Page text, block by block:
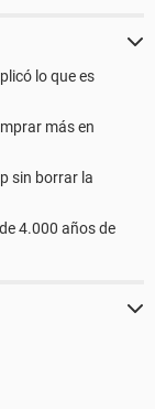
lo que es
más en
sin borrar la
4.000 años de